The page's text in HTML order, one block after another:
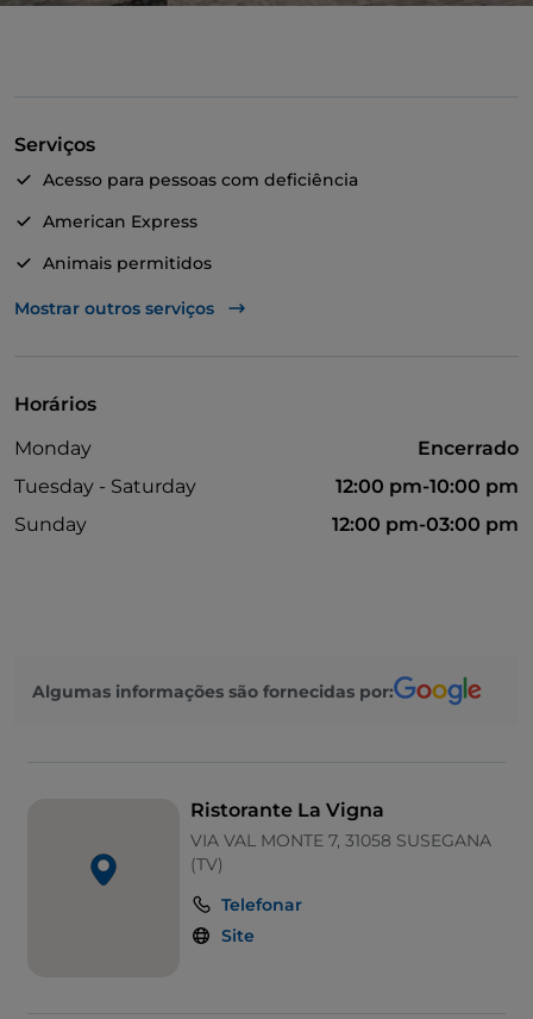
Serviços
Acesso para pessoas com deficiência
American Express
Animais permitidos
Casa de banho para pessoas com deficiência
Mostrar outros serviços
Horários
Monday
Encerrado
Tuesday - Saturday
12:00 pm-10:00 pm
Sunday
12:00 pm-03:00 pm
Algumas informações são fornecidas por:
Ristorante La Vigna
VIA VAL MONTE 7, 31058 SUSEGANA
(TV)
Telefonar
Site